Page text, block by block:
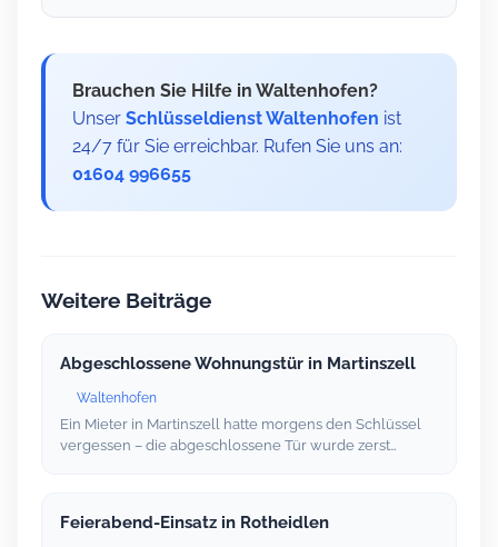
Brauchen Sie Hilfe in Waltenhofen?
Unser Schlüsseldienst Waltenhofen ist
24/7 für Sie erreichbar. Rufen Sie uns an:
01604 996655
Weitere Beiträge
Abgeschlossene Wohnungstür in Martinszell
Waltenhofen
Ein Mieter in Martinszell hatte morgens den Schlüssel
vergessen – die abgeschlossene Tür wurde zerst…
Feierabend-Einsatz in Rotheidlen